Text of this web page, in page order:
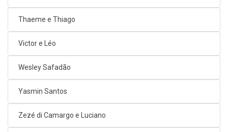
Thaeme e Thiago
Victor e Léo
Wesley Safadão
Yasmin Santos
Zezé di Camargo e Luciano